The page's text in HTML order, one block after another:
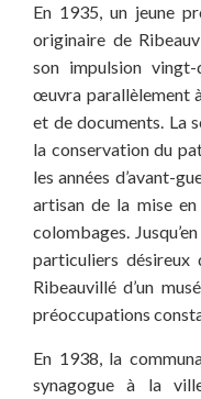
En 1935, un jeune
originaire de
son impulsion
œuvra parallèlement
et de documents. La
la conservation du
les années d’avant-
artisan de la mise en
colombages.
particuliers désireux
Ribeauvillé d’un
préoccupations
En 1938, la
synagogue à la